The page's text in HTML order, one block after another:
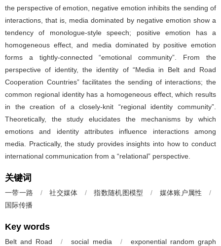
the perspective of emotion, negative emotion inhibits the sending of
interactions, that is, media dominated by negative emotion show a
tendency of monologue-style speech; positive emotion has a
homogeneous effect, and media dominated by positive emotion
forms a tightly-connected “emotional community”. From the
perspective of identity, the identity of “Media in Belt and Road
Cooperation Countries” facilitates the sending of interactions; the
common regional identity has a homogeneous effect, which results
in the creation of a closely-knit “regional identity community”.
Theoretically, the study elucidates the mechanisms by which
emotions and identity attributes influence interactions among
media. Practically, the study provides insights into how to conduct
international communication from a “relational” perspective.
关键词
一带一路 / 社交媒体 / 指数随机图模型 / 媒体账户属性
/
国际传播
Key words
Belt and Road / social media /
exponential random graph